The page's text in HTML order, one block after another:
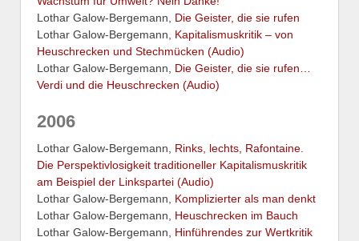
Lothar Galow-Bergemann, Die Geister, die sie rufen
Lothar Galow-Bergemann, Kapitalismuskritik – von
Heuschrecken und Stechmücken (Audio)
Lothar Galow-Bergemann, Die Geister, die sie rufen…
Verdi und die Heuschrecken (Audio)
2006
Lothar Galow-Bergemann, Rinks, lechts, Rafontaine.
Die Perspektivlosigkeit traditioneller Kapitalismuskritik
am Beispiel der Linkspartei (Audio)
Lothar Galow-Bergemann, Komplizierter als man denkt
Lothar Galow-Bergemann, Heuschrecken im Bauch
Lothar Galow-Bergemann, Hinführendes zur Wertkritik